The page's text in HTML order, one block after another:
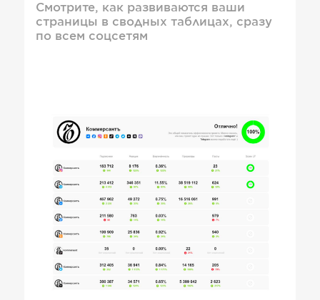
Смотрите, как развиваются ваши
страницы в сводных таблицах, сразу
по всем соцсетям